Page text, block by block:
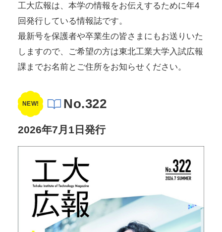
工大広報は、本学の情報をお伝えするために年4
回発行している情報誌です。
最新号を保護者や卒業生の皆さまにもお送りいた
しますので、ご希望の方は東北工業大学入試広報
課までお名前とご住所をお知らせください。
NEW! No.322
2026年7月1日発行